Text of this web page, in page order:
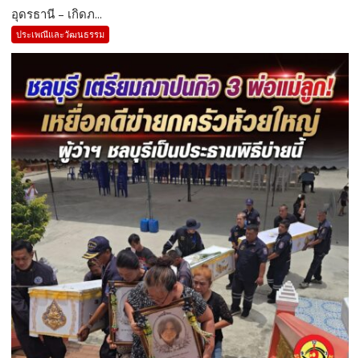
อุดรธานี – เกิดภ...
ประเพณีและวัฒนธรรม